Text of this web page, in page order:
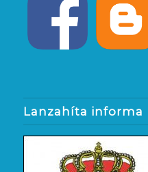
Lanzahíta informa